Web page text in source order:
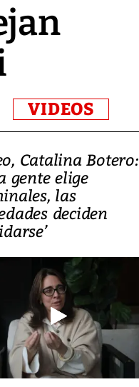
VIDEOS
Catalina Botero:
gente elige
las
deciden